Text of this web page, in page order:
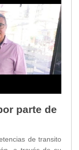
parte de
de transito